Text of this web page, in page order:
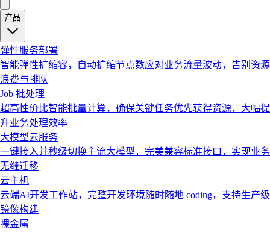
产品
弹性服务部署
智能弹性扩缩容，自动扩缩节点数应对业务流量波动，告别资源
浪费与排队
Job 批处理
超高性价比智能批量计算，确保关键任务优先获得资源，大幅提
升业务处理效率
大模型云服务
一键接入并秒级切换主流大模型，完美兼容标准接口，实现业务
无缝迁移
云主机
云端AI开发工作站，完整开发环境随时随地 coding，支持生产级
镜像构建
裸金属